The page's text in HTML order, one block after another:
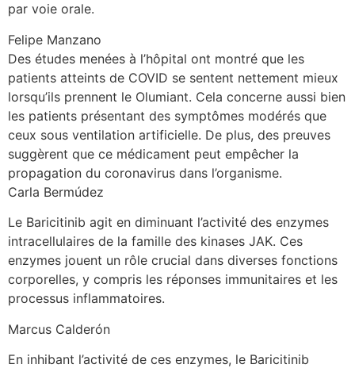
par voie orale.
Felipe Manzano
Des études menées à l’hôpital ont montré que les
patients atteints de COVID se sentent nettement mieux
lorsqu’ils prennent le Olumiant. Cela concerne aussi bien
les patients présentant des symptômes modérés que
ceux sous ventilation artificielle. De plus, des preuves
suggèrent que ce médicament peut empêcher la
propagation du coronavirus dans l’organisme.
Carla Bermúdez
Le Baricitinib agit en diminuant l’activité des enzymes
intracellulaires de la famille des kinases JAK. Ces
enzymes jouent un rôle crucial dans diverses fonctions
corporelles, y compris les réponses immunitaires et les
processus inflammatoires.
Marcus Calderón
En inhibant l’activité de ces enzymes, le Baricitinib